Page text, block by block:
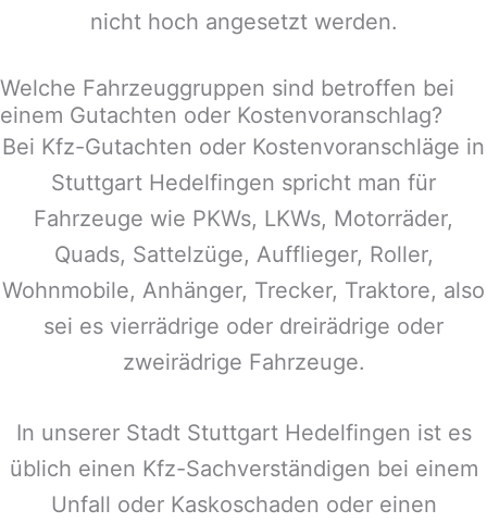
nicht hoch angesetzt werden.
Welche Fahrzeuggruppen sind betroffen bei
einem Gutachten oder Kostenvoranschlag?
Bei Kfz-Gutachten oder Kostenvoranschläge in
Stuttgart Hedelfingen spricht man für
Fahrzeuge wie PKWs, LKWs, Motorräder,
Quads, Sattelzüge, Aufflieger, Roller,
Wohnmobile, Anhänger, Trecker, Traktore, also
sei es vierrädrige oder dreirädrige oder
zweirädrige Fahrzeuge.
In unserer Stadt Stuttgart Hedelfingen ist es
üblich einen Kfz-Sachverständigen bei einem
Unfall oder Kaskoschaden oder einen